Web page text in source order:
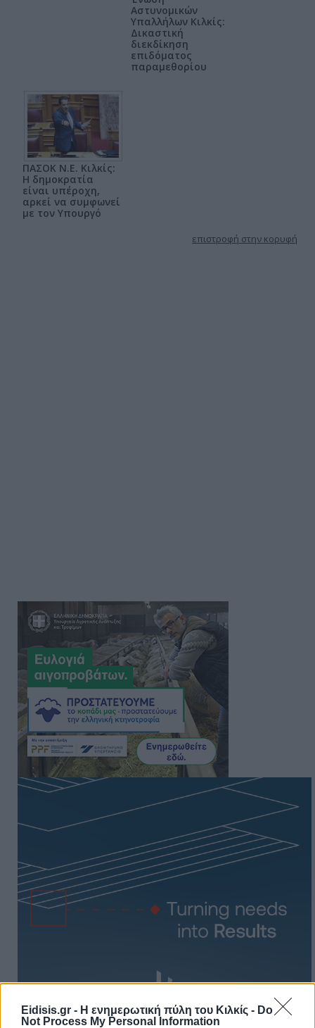
Eidisis.gr - Η ενημερωτική πύλη του Κιλκίς - Do
Not Process My Personal Information
Αστυνομικών
Υπαλλήλων Κιλκίς:
Δικαστική
διεκδίκηση
επιδόματος
παραμεθορίου
ΠΑΣΟΚ Ν.Ε. Κιλκίς:
Η δημοκρατία
είναι υπέροχη,
αρκεί να συμφωνεί
με τον Υπουργό
επιστροφή στην κορυφή